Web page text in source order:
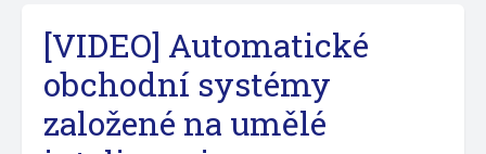
[VIDEO] Automatické
obchodní systémy
založené na umělé